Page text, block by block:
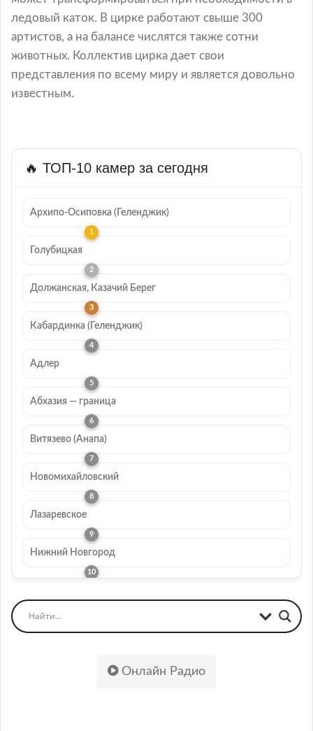
ледовый каток. В цирке работают свыше 300
артистов, а на балансе числятся также сотни
животных. Коллектив цирка дает свои
представления по всему миру и является довольно
известным.
🔥 ТОП-10 камер за сегодня
Архипо-Осиповка (Геленджик)
Голубицкая
Должанская, Казачий Берег
Кабардинка (Геленджик)
Адлер
Абхазия — граница
Витязево (Анапа)
Новомихайловский
Лазаревское
Нижний Новгород
Онлайн Радио